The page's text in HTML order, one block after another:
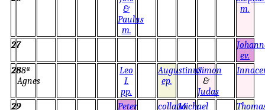
&
Paulus
m.
m.
27
ev.
288ª
Agnes
Leo
I.
pp.
Augustinus
ep.
Simon
&
Judas
29
Peter
collatioMichael